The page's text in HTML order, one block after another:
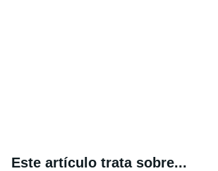
Este artículo trata sobre...